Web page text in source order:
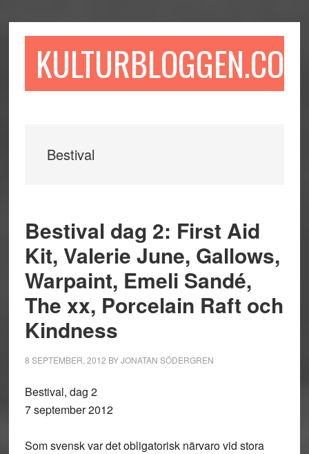
till
till
sidofältet
till
KULTURBLOGGEN.COM
Bestival
Bestival dag 2: First Aid
Kit, Valerie June, Gallows,
Warpaint, Emeli Sandé,
The xx, Porcelain Raft och
Kindness
8 SEPTEMBER, 2012 BYJONATAN SÖDERGREN
Bestival, dag 2
7 september 2012
Som svensk var det obligatorisk närvaro vid stora